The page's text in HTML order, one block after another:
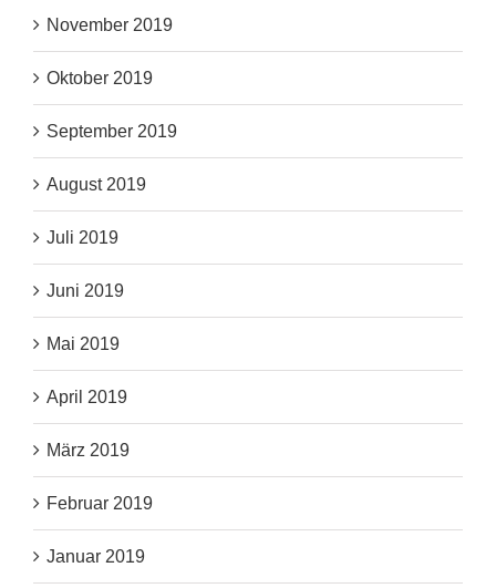
November 2019
Oktober 2019
September 2019
August 2019
Juli 2019
Juni 2019
Mai 2019
April 2019
März 2019
Februar 2019
Januar 2019